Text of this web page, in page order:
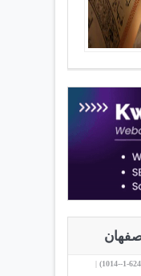
624-1--1014
)
|